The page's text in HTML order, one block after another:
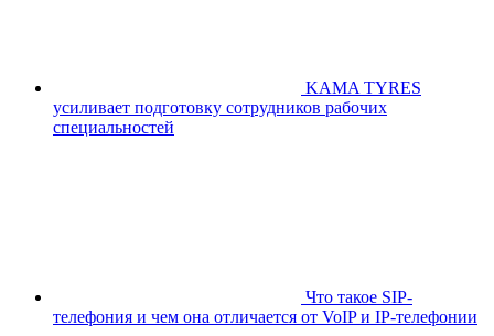
KAMA TYRES
усиливает подготовку сотрудников рабочих
специальностей
Что такое SIP-
телефония и чем она отличается от VoIP и IP-телефонии